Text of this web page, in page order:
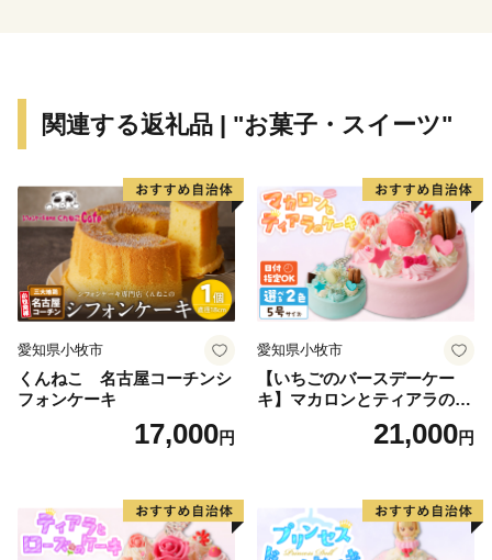
客者数合計6,500人を突破した児童館・こども図書館な
北本市では、こうした緑の豊かさや暮らしやすさを「＆
green（アンドグリーン）」というコンセプトに込め、
様々な事業を展開しながら、市の魅力を市内外にアピー
ルするとともに、市民の市への愛着心醸成を目指してい
ます。
関連する返礼品 | "お菓子・スイーツ"
愛知県小牧市
くんねこ 名古屋コーチンシ
フォンケーキ
17,000円
愛知県小牧市
【いちごのバースデーケー
キ】マカロンとティアラのケ
ーキ スイーツ 日時指定可 デ
ザート 洋菓子 お取り寄せ 愛
デコレーションケーキ ホー
ルケーキ
21,000円